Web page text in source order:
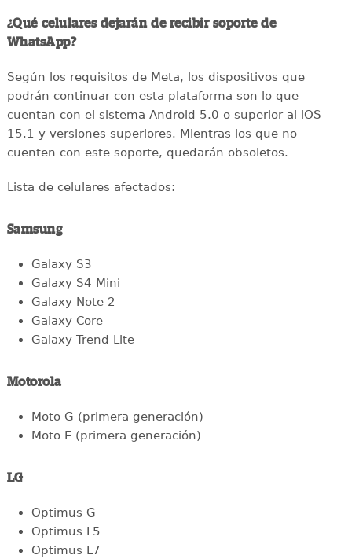
¿Qué celulares dejarán de recibir soporte de
WhatsApp?
Según los requisitos de Meta, los dispositivos que
podrán continuar con esta plataforma son lo que
cuentan con el sistema Android 5.0 o superior al iOS
15.1 y versiones superiores. Mientras los que no
cuenten con este soporte, quedarán obsoletos.
Lista de celulares afectados:
Samsung
Galaxy S3
Galaxy S4 Mini
Galaxy Note 2
Galaxy Core
Galaxy Trend Lite
Motorola
Moto G (primera generación)
Moto E (primera generación)
LG
Optimus G
Optimus L5
Optimus L7